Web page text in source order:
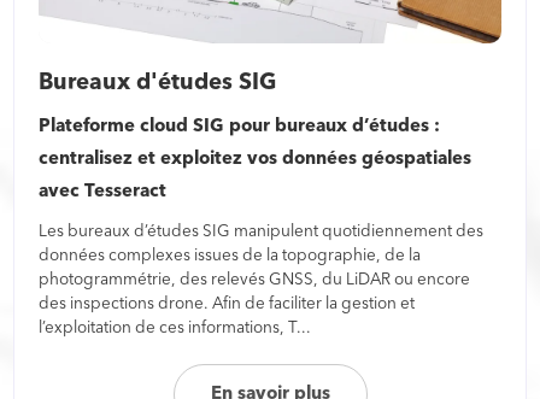
Bureaux d'études SIG
Plateforme cloud SIG pour bureaux d’études :
centralisez et exploitez vos données géospatiales
avec Tesseract
Les bureaux d’études SIG manipulent quotidiennement des
données complexes issues de la topographie, de la
photogrammétrie, des relevés GNSS, du LiDAR ou encore
des inspections drone. Afin de faciliter la gestion et
l’exploitation de ces informations, T...